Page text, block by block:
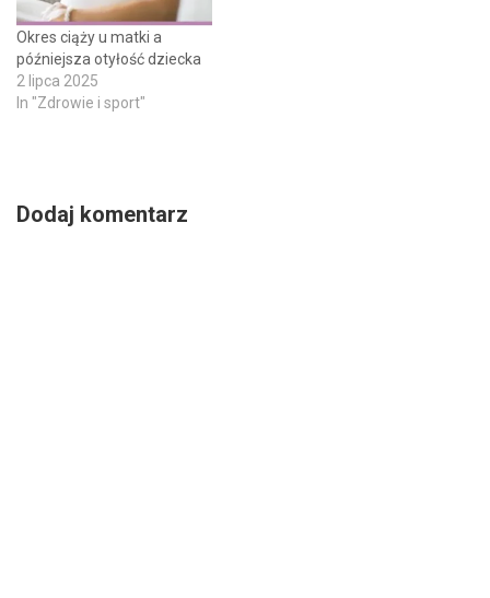
Okres ciąży u matki a
późniejsza otyłość dziecka
2 lipca 2025
In "Zdrowie i sport"
Dodaj komentarz